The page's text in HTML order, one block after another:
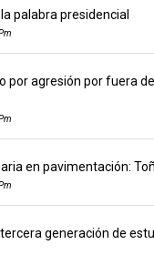
palabra presidencial
por agresión por fuera
en pavimentación:
generación de